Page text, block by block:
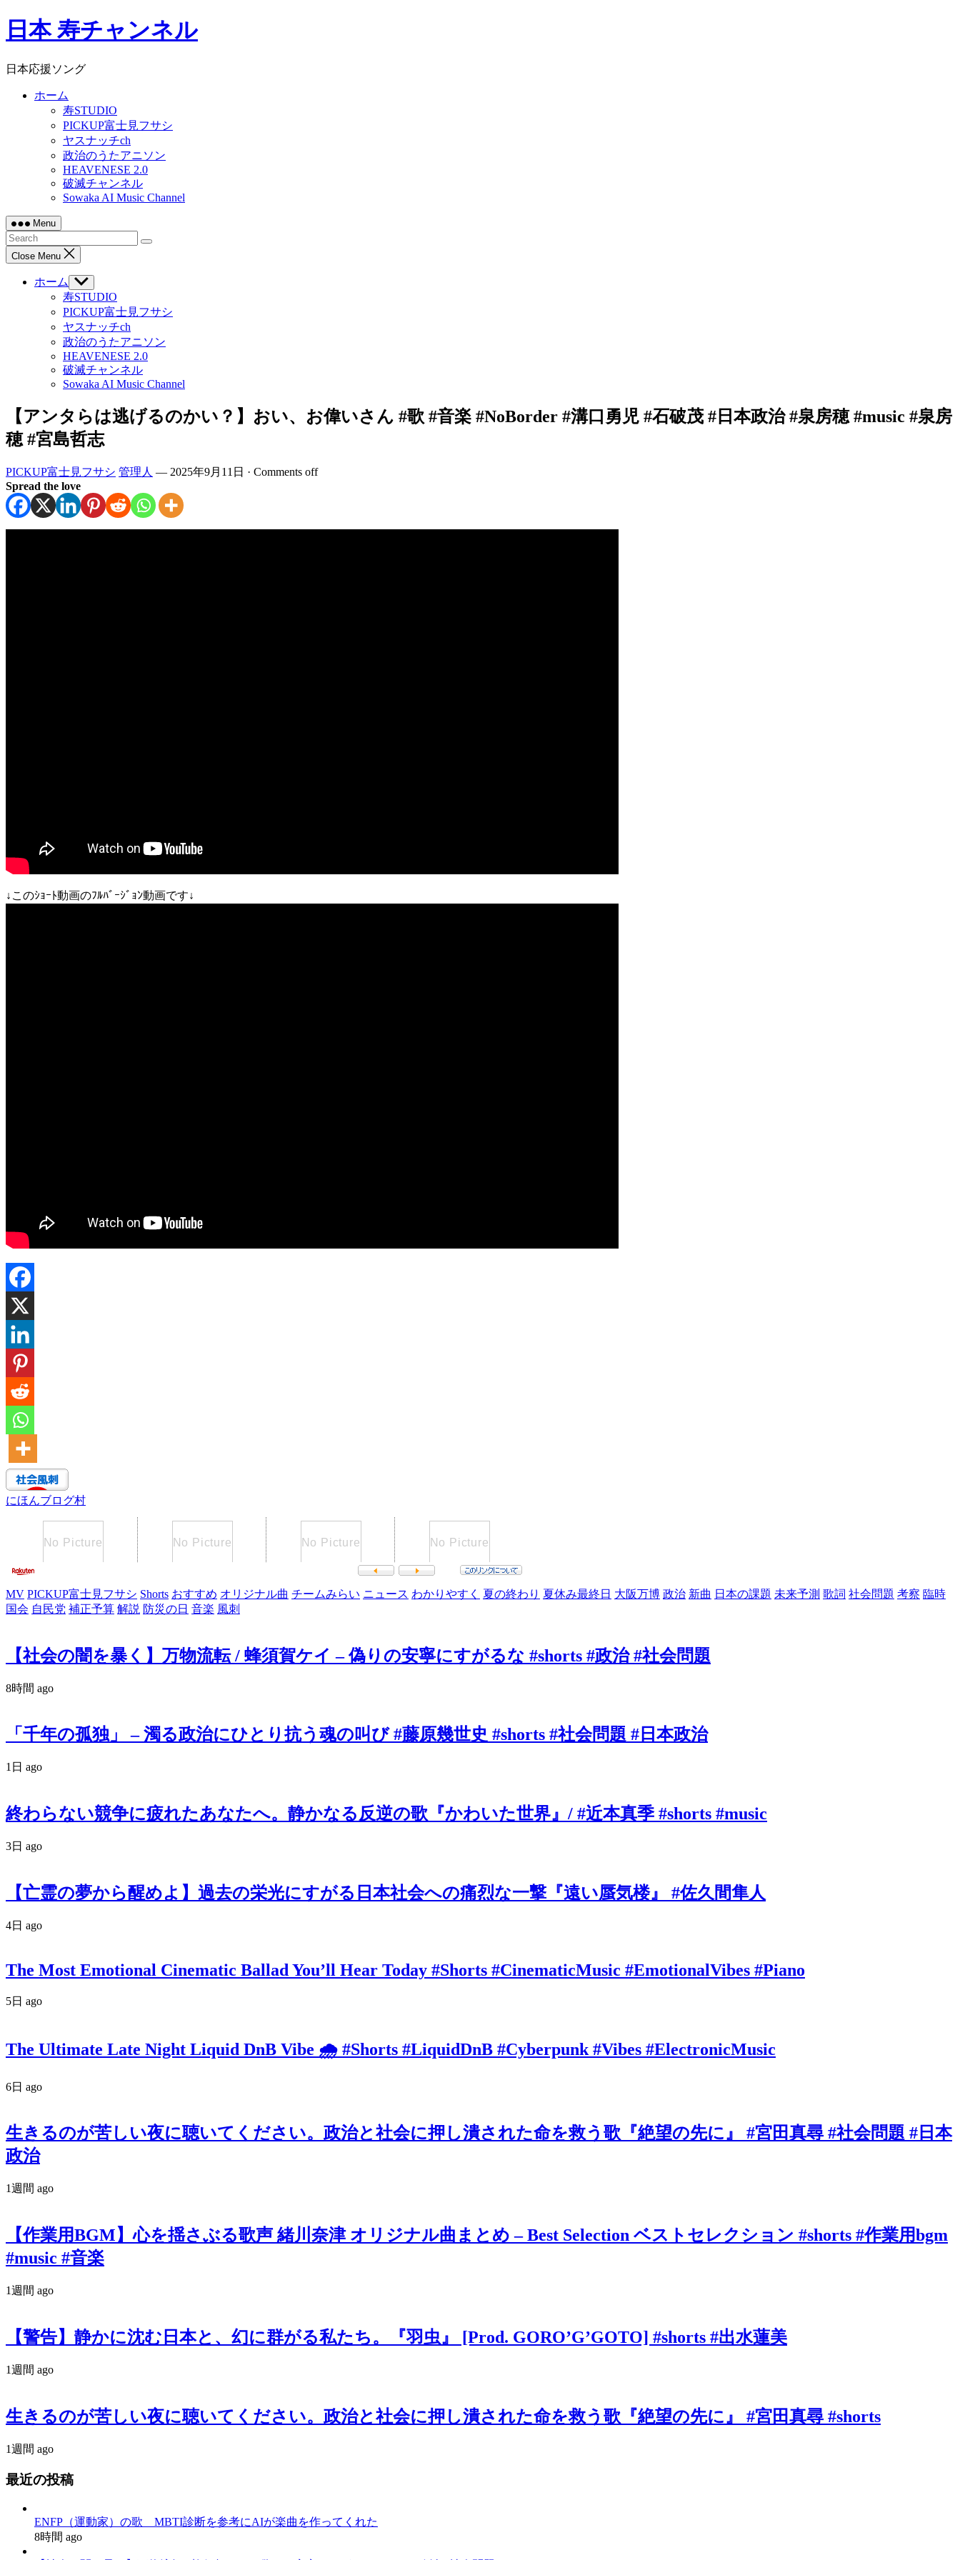
Skip
to日本 寿チャンネル
日本応援ソング
ホーム
寿STUDIO
PICKUP富士見フサシ
ヤスナッチch
政治のうたアニソン
HEAVENESE 2.0
破滅チャンネル
Sowaka AI Music Channel
Menu
Close Menu
ホーム
Show
sub
menu
寿STUDIO
PICKUP富士見フサシ
ヤスナッチch
政治のうたアニソン
HEAVENESE 2.0
破滅チャンネル
Sowaka AI Music Channel
【アンタらは逃げるのかい？】おい、お偉いさん #歌 #音楽 #NoBorder #溝口勇児 #石破茂 #日本政治 #泉房穂 #music #泉房
穂 #宮島哲志
PICKUP富士見フサシ 管理人 — 2025年9月11日 · Comments off
Spread the love
↓このｼｮｰﾄ動画のﾌﾙﾊﾞｰｼﾞｮﾝ動画です↓
にほんブログ村
MV PICKUP富士見フサシ Shorts おすすめ オリジナル曲 チームみらい ニュース わかりやすく 夏の終わり 夏休み最終日 大阪万博 政治 新曲 日本の課題 未来予測 歌詞 社会問題 考察 臨時
国会 自民党 補正予算 解説 防災の日 音楽 風刺
【社会の闇を暴く】万物流転 / 蜂須賀ケイ – 偽りの安寧にすがるな #shorts #政治 #社会問題
8時間 ago
「千年の孤独」 – 濁る政治にひとり抗う魂の叫び #藤原幾世史 #shorts #社会問題 #日本政治
1日 ago
終わらない競争に疲れたあなたへ。静かなる反逆の歌『かわいた世界』/ #近本真季 #shorts #music
3日 ago
【亡霊の夢から醒めよ】過去の栄光にすがる日本社会への痛烈な一撃『遠い蜃気楼』 #佐久間隼人
4日 ago
The Most Emotional Cinematic Ballad You’ll Hear Today #Shorts #CinematicMusic #EmotionalVibes #Piano
5日 ago
The Ultimate Late Night Liquid DnB Vibe 🌧️ #Shorts #LiquidDnB #Cyberpunk #Vibes #ElectronicMusic
6日 ago
生きるのが苦しい夜に聴いてください。政治と社会に押し潰された命を救う歌『絶望の先に』 #宮田真尋 #社会問題 #日本
政治
1週間 ago
【作業用BGM】心を揺さぶる歌声 緒川奈津 オリジナル曲まとめ – Best Selection ベストセレクション #shorts #作業用bgm
#music #音楽
1週間 ago
【警告】静かに沈む日本と、幻に群がる私たち。『羽虫』 [Prod. GORO’G’GOTO] #shorts #出水蓮美
1週間 ago
生きるのが苦しい夜に聴いてください。政治と社会に押し潰された命を救う歌『絶望の先に』 #宮田真尋 #shorts
1週間 ago
最近の投稿
ENFP（運動家）の歌 MBTI診断を参考にAIが楽曲を作ってくれた
8時間 ago